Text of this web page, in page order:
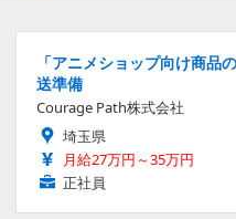
「アニメショップ向け商品
送準備
Courage Path株式会社
埼玉県
月給27万円～35万円
正社員